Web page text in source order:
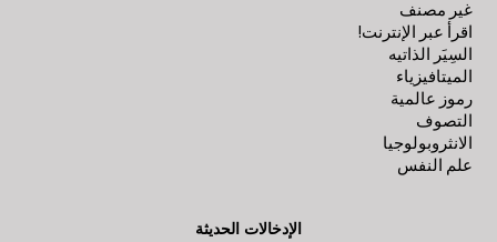
غير مصنف
اقرأ عبر الإنترنت!
السِيَر الذاتيه
الميتافيزياء
رموز عالمية
التصوف
الانثروبولوجيا
علم النفس
الإدخالات الحديثة